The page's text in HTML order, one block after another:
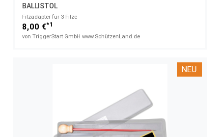
BALLISTOL
Filzadapter für 3 Filze
8,00 €*1
von TriggerStart GmbH www.SchützenLand.de
NEU